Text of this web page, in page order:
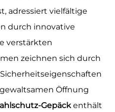
adressiert vielfältige
durch innovative
verstärkten
zeichnen sich durch
Öffnung
Gepäckenthält